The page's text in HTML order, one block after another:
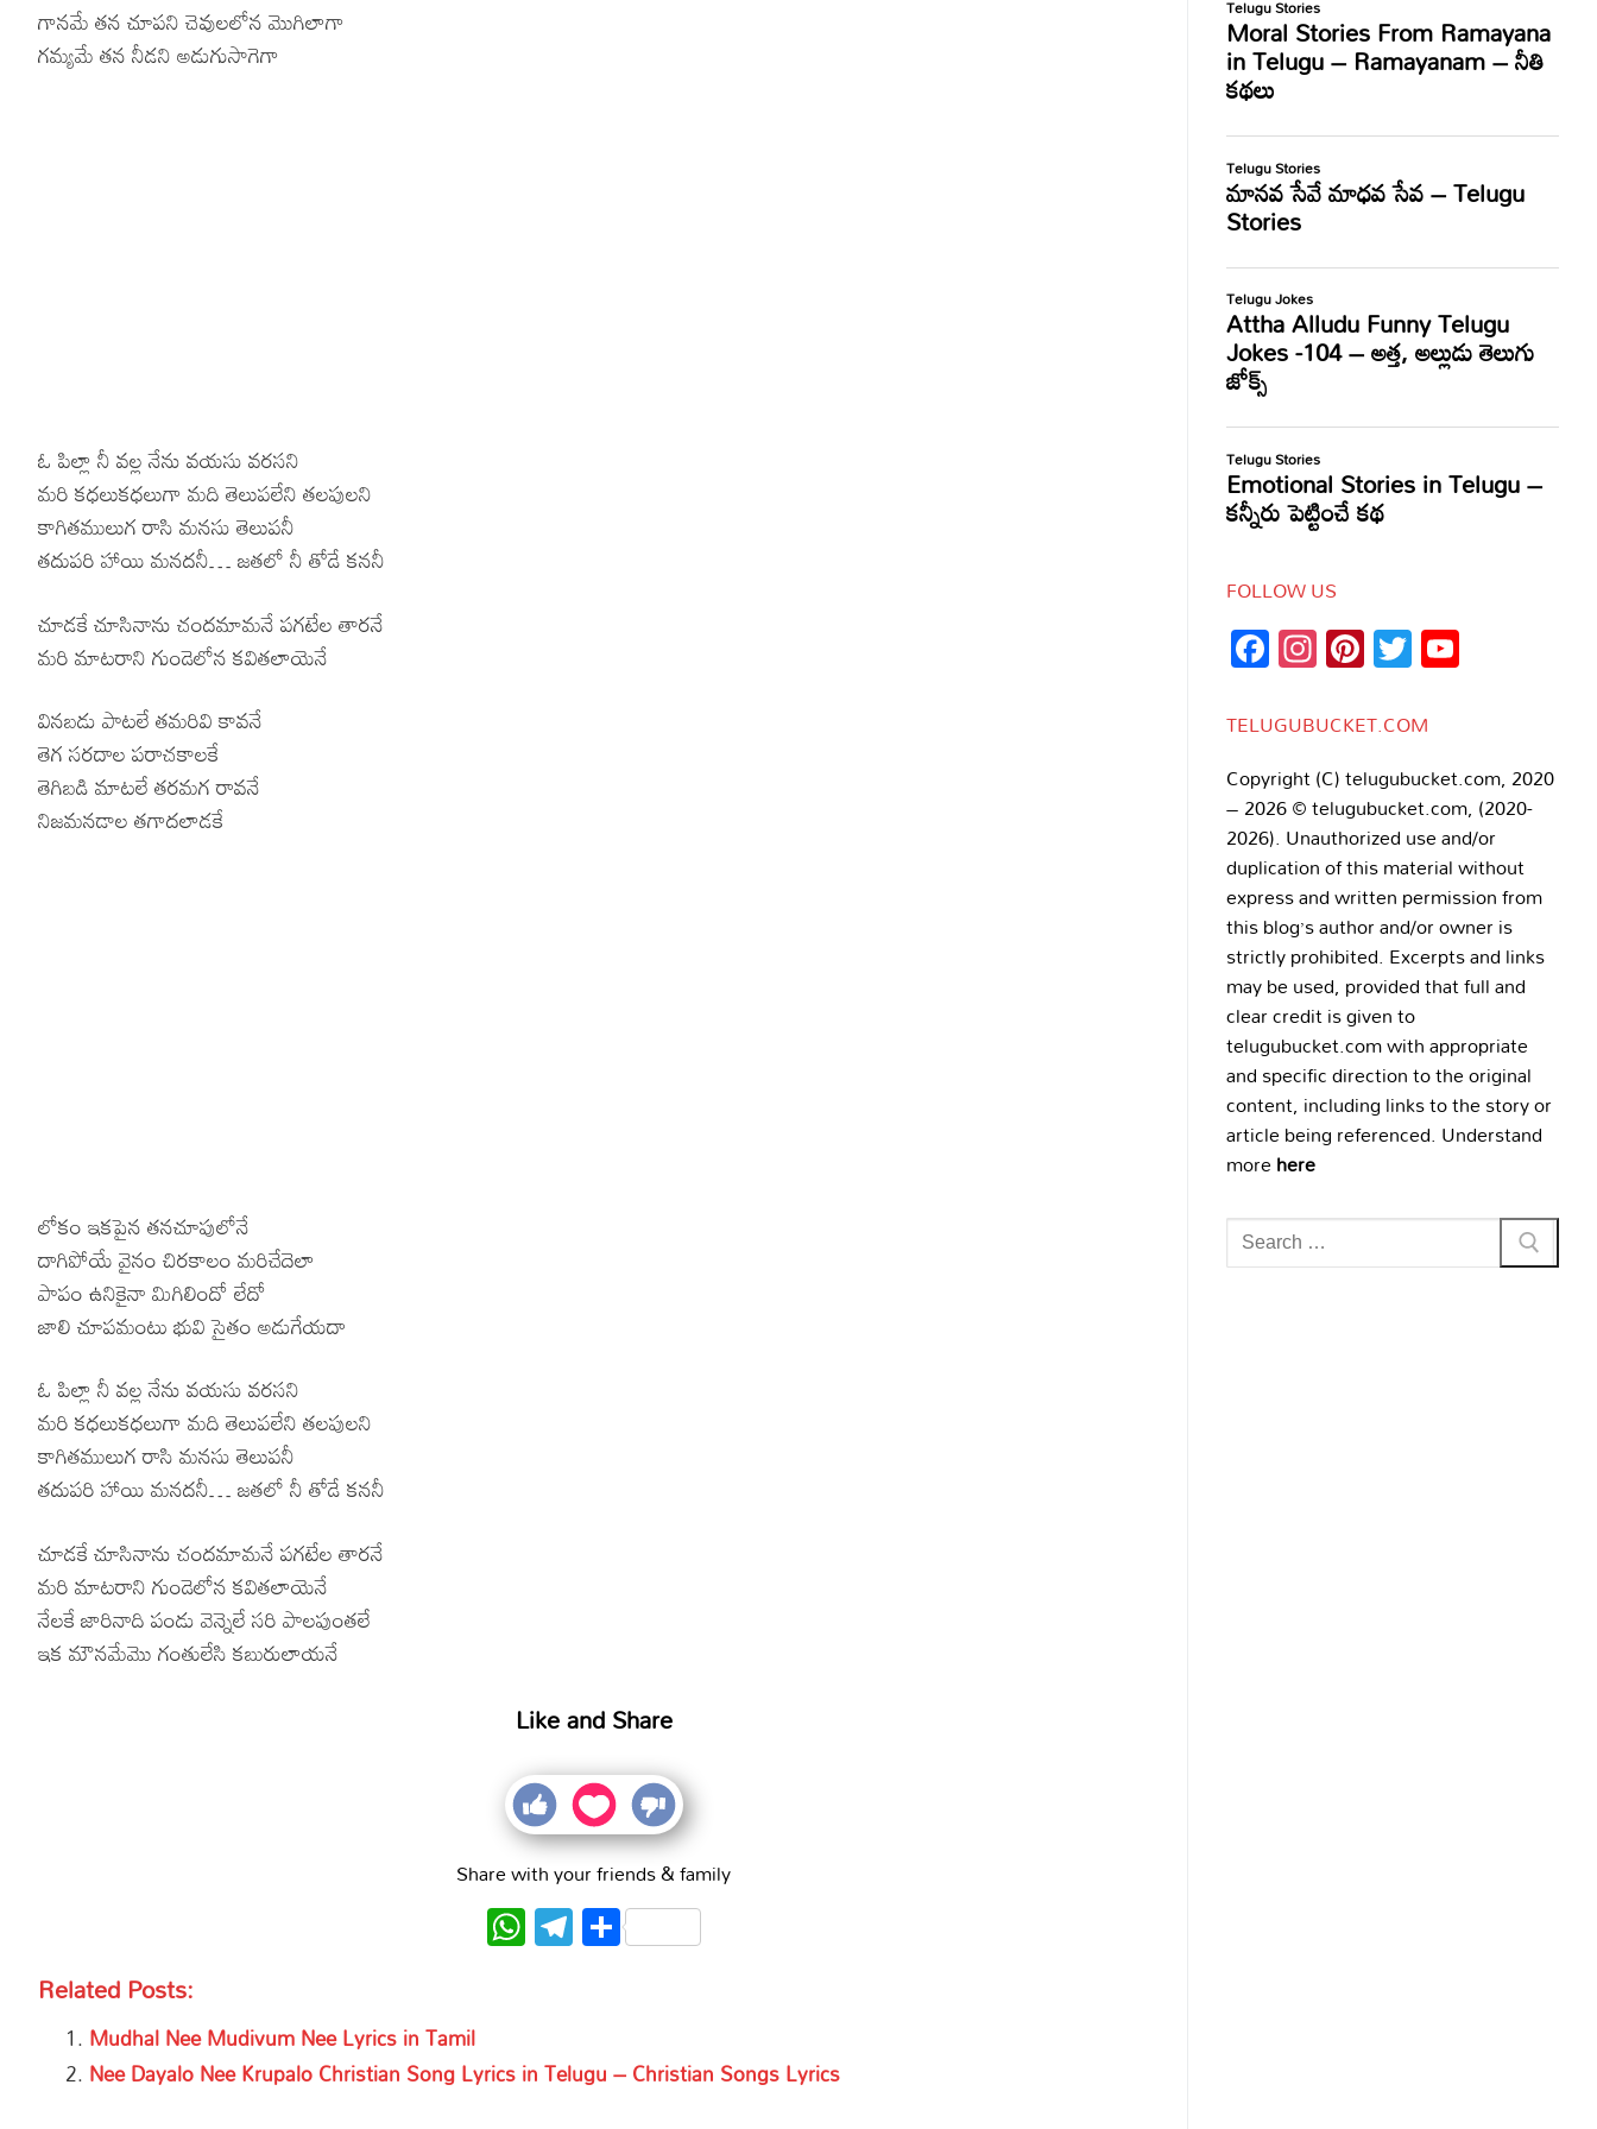
గానమే తన చూపని చెవులలోన మొగిలాగా
గమ్యమే తన నీడని అడుగుసాగెగా
ఓ పిల్లా నీ వల్ల నేను వయసు వరసని
మరి కధలుకధలుగా మది తెలుపలేని తలపులని
కాగితములుగ రాసి మనసు తెలుపనీ
తదుపరి హాయి మనదనీ… జతలో నీ తోడే కననీ
చూడకే చూసినాను చందమామనే పగటేల తారనే
మరి మాటరాని గుండెలోన కవితలాయెనే
వినబడు పాటలే తమరివి కావనే
తెగ సరదాల పరాచకాలకే
తెగిబడి మాటలే తరమగ రావనే
నిజమనడాల తగాదలాడకే
లోకం ఇకపైన తనచూపులోనే
దాగిపోయే వైనం చిరకాలం మరిచేదెలా
పాపం ఉనికైనా మిగిలిందో లేదో
జాలి చూపమంటు భువి సైతం అడుగేయదా
ఓ పిల్లా నీ వల్ల నేను వయసు వరసని
మరి కధలుకధలుగా మది తెలుపలేని తలపులని
కాగితములుగ రాసి మనసు తెలుపనీ
తదుపరి హాయి మనదనీ… జతలో నీ తోడే కననీ
చూడకే చూసినాను చందమామనే పగటేల తారనే
మరి మాటరాని గుండెలోన కవితలాయెనే
నేలకే జారినాది పండు వెన్నెలే సరి పాలపుంతలే
ఇక మౌనమేమొ గంతులేసి కబురులాయనే
Like and Share
Share with your friends & family
WhatsApp
Telegram
Share
Related Posts:
Mudhal Nee Mudivum Nee Lyrics in Tamil
Nee Dayalo Nee Krupalo Christian Song Lyrics in Telugu – Christian Songs Lyrics
FOLLOW US
Facebook
Instagram
Pinterest
Twitter
TELUGUBUCKET.COM
Copyright (C) telugubucket.com, 2020
– 2026 © telugubucket.com, (2020-
2026). Unauthorized use and/or
duplication of this material without
express and written permission from
this blog’s author and/or owner is
strictly prohibited. Excerpts and links
may be used, provided that full and
clear credit is given to
telugubucket.com with appropriate
and specific direction to the original
content, including links to the story or
article being referenced. Understand
morehere
Search
for: